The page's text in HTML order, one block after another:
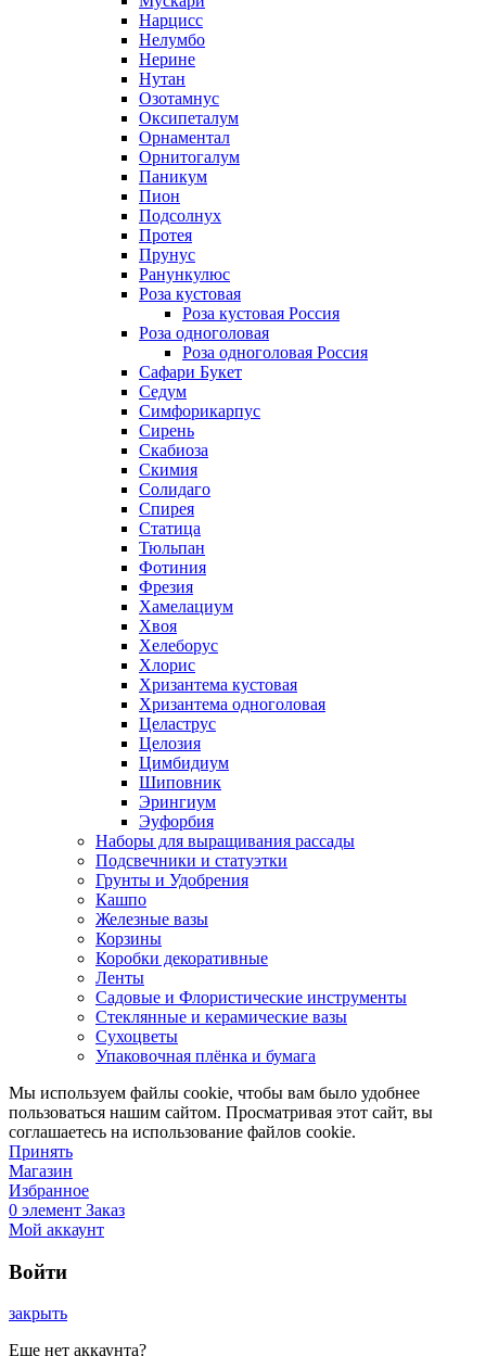
Нарцисс
Нелумбо
Нерине
Нутан
Озотамнус
Оксипеталум
Орнаментал
Орнитогалум
Паникум
Пион
Подсолнух
Протея
Прунус
Ранункулюс
Роза кустовая
Роза кустовая Россия
Роза одноголовая
Роза одноголовая Россия
Сафари Букет
Седум
Симфорикарпус
Сирень
Скабиоза
Скимия
Солидаго
Спирея
Статица
Тюльпан
Фотиния
Фрезия
Хамелациум
Хвоя
Хелеборус
Хлорис
Хризантема кустовая
Хризантема одноголовая
Целаструс
Целозия
Цимбидиум
Шиповник
Эрингиум
Эуфорбия
Наборы для выращивания рассады
Подсвечники и статуэтки
Грунты и Удобрения
Кашпо
Железные вазы
Корзины
Коробки декоративные
Ленты
Садовые и Флористические инструменты
Стеклянные и керамические вазы
Сухоцветы
Упаковочная плёнка и бумага
Мы используем файлы cookie, чтобы вам было удобнее
пользоваться нашим сайтом. Просматривая этот сайт, вы
соглашаетесь на использование файлов cookie.
Принять
Магазин
Избранное
0 элемент Заказ
Мой аккаунт
Войти
закрыть
Еще нет аккаунта?